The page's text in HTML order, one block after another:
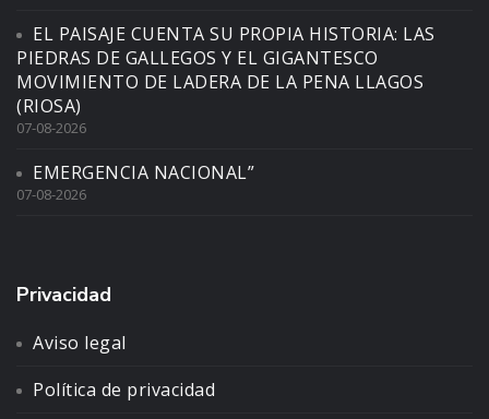
EL PAISAJE CUENTA SU PROPIA HISTORIA: LAS
PIEDRAS DE GALLEGOS Y EL GIGANTESCO
MOVIMIENTO DE LADERA DE LA PENA LLAGOS
(RIOSA)
07-08-2026
EMERGENCIA NACIONAL”
07-08-2026
Privacidad
Aviso legal
Política de privacidad